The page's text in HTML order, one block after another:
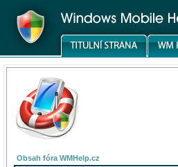
Obsah fóra WMHelp.cz